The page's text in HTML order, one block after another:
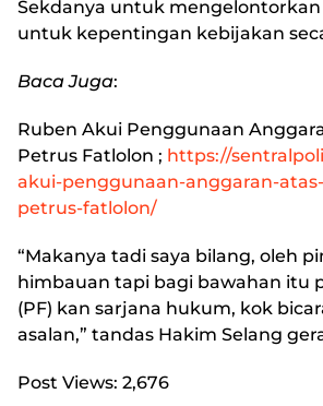
Sekdanya untuk
untuk kepentingan kebijakan
Baca Juga:
Ruben Akui Penggunaan
Petrus Fatlolon ; https://
akui-penggunaan-anggaran-
petrus-fatlolon/
“Makanya tadi saya bilang, oleh
himbauan tapi bagi bawahan itu
(PF) kan sarjana hukum, kok
asalan,” tandas Hakim Selang
Post Views: 2,676